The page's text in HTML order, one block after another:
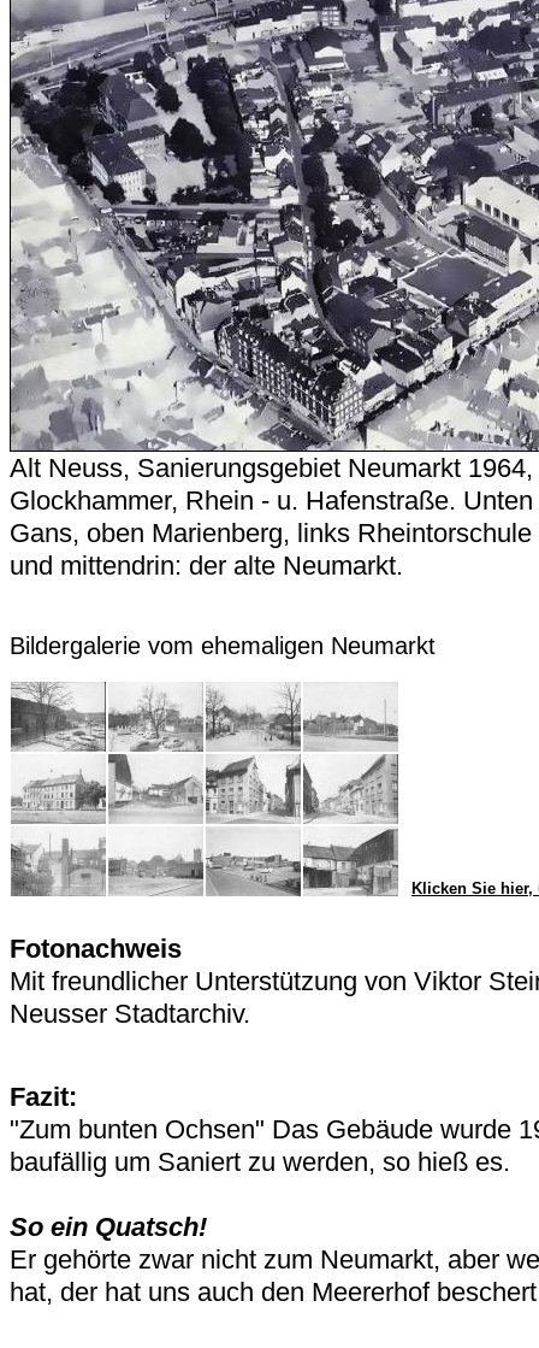
Alt Neuss, Sanierungsgebiet Neumarkt
Glockhammer, Rhein - u. Hafenstraße.
Gans, oben Marienberg, links
und mittendrin: der alte Neumarkt.
Bildergalerie vom ehemaligen Neumarkt
Klicken Sie
Fotonachweis
Mit freundlicher Unterstützung von Viktor
Neusser Stadtarchiv.
Fazit:
"Zum bunten Ochsen" Das Gebäude wurde
baufällig um Saniert zu werden, so hieß es.
So ein Quatsch!
Er gehörte zwar nicht zum Neumarkt, aber
hat, der hat uns auch den Meererhof